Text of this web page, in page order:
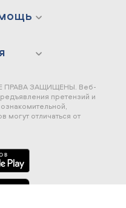
ПРАВА ЗАЩИЩЕНЫ. Веб-
претензий и
могут отличаться от